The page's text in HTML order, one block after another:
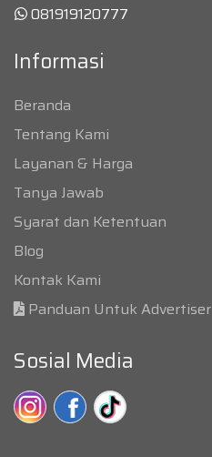
081919120777
Informasi
Beranda
Tentang Kami
Layanan & Harga
Tanya Jawab
Syarat dan Ketentuan
Blog
Kontak Kami
Panduan Untuk Advertiser
Sosial Media